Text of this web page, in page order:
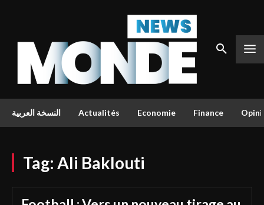
النسخة العربية Actualités Economie Finance
Tag: Ali Baklouti